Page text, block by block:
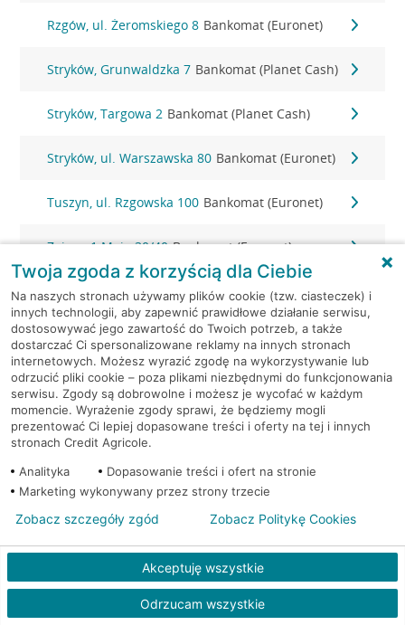
Rzgów, ul. Żeromskiego 8 Bankomat (Euronet)
Stryków, Grunwaldzka 7 Bankomat (Planet Cash)
Stryków, Targowa 2 Bankomat (Planet Cash)
Stryków, ul. Warszawska 80 Bankomat (Euronet)
Tuszyn, ul. Rzgowska 100 Bankomat (Euronet)
Zgierz, 1 Maja 30/40 Bankomat (Euronet)
Zgierz, 3-go maja 5a Bankomat (Planet Cash)
Zgierz, 3 Maja 4 Bankomat (Planet Cash)
Zgierz, 3 Maja 4 Bankomat (Planet Cash)
Zgierz, Armii Krajowej 2 Bankomat (Planet Cash)
Zgierz, Tuwima 20 Bankomat (Planet Cash)
Zgierz, ul. 3 Maja 4 Bankomat (Euronet)
Zgierz, ul. 3 Maja 4 Bankomat (Euronet)
Zgierz, ul. Armii Krajowej 10 Bankomat (Euronet)
Twoja zgoda z korzyścią dla Ciebie
Na naszych stronach używamy plików cookie (tzw. ciasteczek) i
innych technologii, aby zapewnić prawidłowe działanie serwisu,
dostosowywać jego zawartość do Twoich potrzeb, a także
dostarczać Ci spersonalizowane reklamy na innych stronach
internetowych. Możesz wyrazić zgodę na wykorzystywanie lub
odrzucić pliki cookie – poza plikami niezbędnymi do funkcjonowania
serwisu. Zgody są dobrowolne i możesz je wycofać w każdym
momencie. Wyrażenie zgody sprawi, że będziemy mogli
prezentować Ci lepiej dopasowane treści i oferty na tej i innych
stronach Credit Agricole.
Analityka
Dopasowanie treści i ofert na stronie
Marketing wykonywany przez strony trzecie
Akceptuję wszystkie
Odrzucam wszystkie
Zobacz szczegóły zgód Zobacz Politykę Cookies